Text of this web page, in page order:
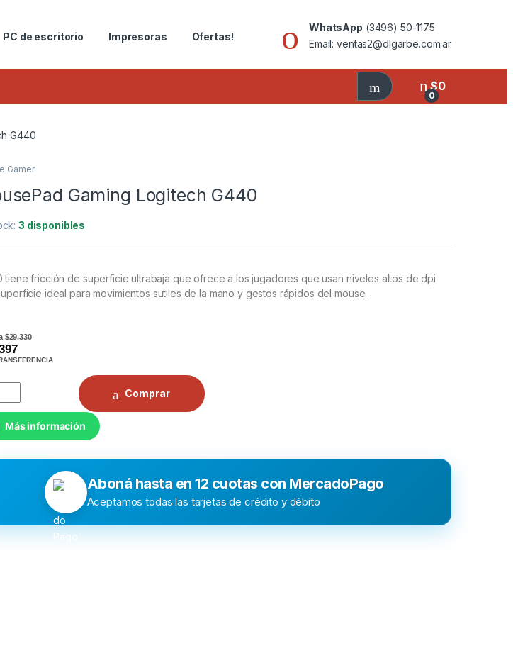
PC de escritorio Impresoras Ofertas!
WhatsApp (3496) 50-1175
Email: ventas2@dlgarbe.com.ar
0
$0
G440
Gamer
Gaming Logitech G440
3 disponibles
tiene fricción de superficie ultrabaja que ofrece a los jugadores que usan niveles altos de dpi
ideal para movimientos sutiles de la mano y gestos rápidos del mouse.
$29.330
Comprar
Más información
Aboná hasta en 12 cuotas con MercadoPago
Aceptamos todas las tarjetas de crédito y débito